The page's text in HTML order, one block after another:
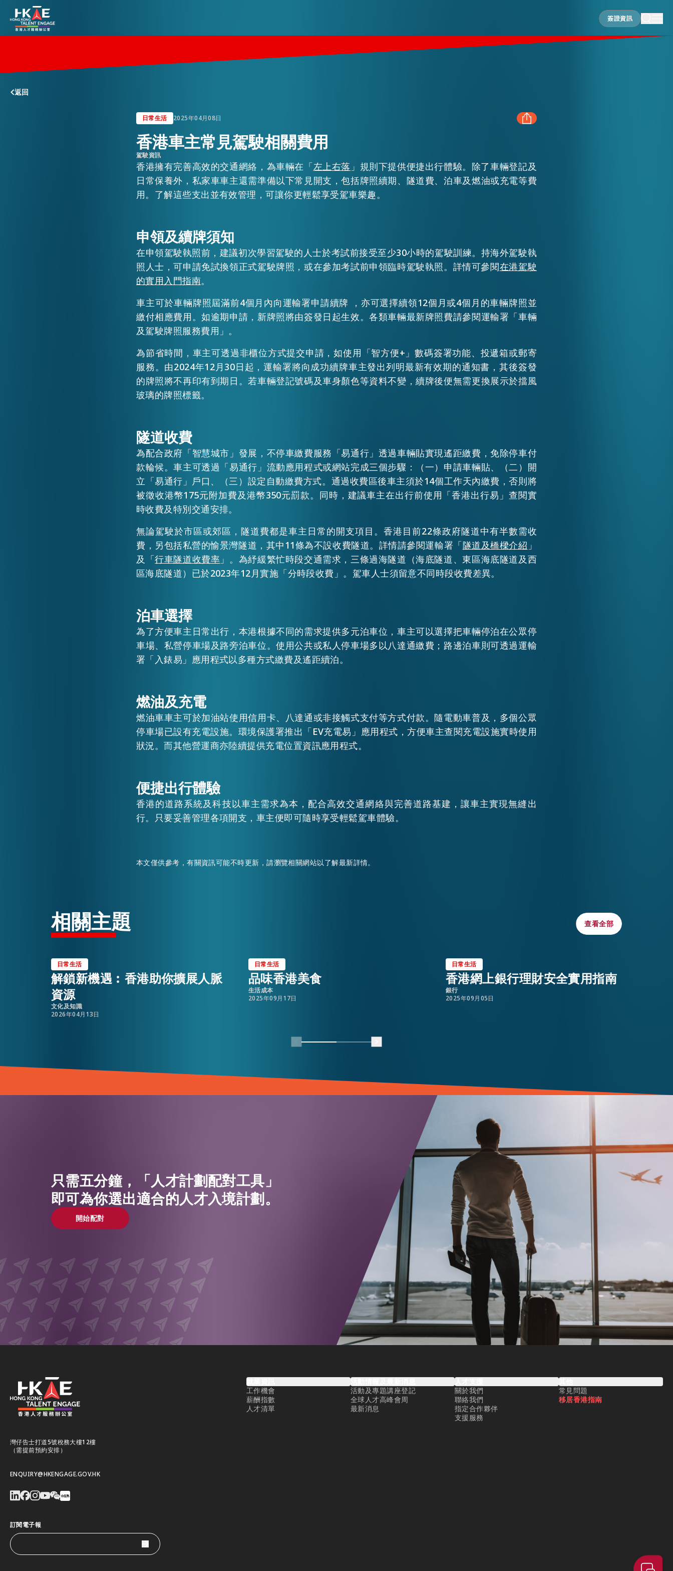
簽證資訊
簽證資訊
EN 繁 简
返回
日常生活 2025年04月08日
LINKEDIN
EMAIL
香港車主常見駕駛相關費用
駕駛資訊
香港擁有完善高效的交通網絡，為車輛在「左上右落 」規則下提供便捷出行體驗。除了車輛登記及
日常保養外，私家車車主還需準備以下常見開支，包括牌照續期、隧道費、泊車及燃油或充電等費
用。了解這些支出並有效管理，可讓你更輕鬆享受駕車樂趣。
申領及續牌須知
在申領駕駛執照前，建議初次學習駕駛的人士於考試前接受至少30小時的駕駛訓練。持海外駕駛執
照人士，可申請免試換領正式駕駛牌照，或在參加考試前申領臨時駕駛執照。詳情可參閱在港駕駛
的實用入門指南。
車主可於車輛牌照屆滿前4個月內向運輸署申請續牌 ，亦可選擇續領12個月或4個月的車輛牌照並
繳付相應費用。如逾期申請，新牌照將由簽發日起生效。各類車輛最新牌照費請參閱運輸署「車輛
及駕駛牌照服務費用」。
為節省時間，車主可透過非櫃位方式提交申請，如使用「智方便+」數碼簽署功能、投遞箱或郵寄
服務。由2024年12月30日起，運輸署將向成功續牌車主發出列明最新有效期的通知書，其後簽發
的牌照將不再印有到期日。若車輛登記號碼及車身顏色等資料不變，續牌後便無需更換展示於擋風
玻璃的牌照標籤。
隧道收費
為配合政府「智慧城市」發展，不停車繳費服務「易通行」透過車輛貼實現遙距繳費，免除停車付
款輪候。車主可透過「易通行」流動應用程式或網站完成三個步驟：（一）申請車輛貼、（二）開
立「易通行」戶口、（三）設定自動繳費方式。通過收費區後車主須於14個工作天內繳費，否則將
被徵收港幣175元附加費及港幣350元罰款。同時，建議車主在出行前使用「香港出行易」查閱實
時收費及特別交通安排。
無論駕駛於市區或郊區，隧道費都是車主日常的開支項目。香港目前22條政府隧道中有半數需收
費，另包括私營的愉景灣隧道，其中11條為不設收費隧道。詳情請參閱運輸署「隧道及橋樑介紹 」
及「行車隧道收費率 」。為紓緩繁忙時段交通需求，三條過海隧道（海底隧道、東區海底隧道及西
區海底隧道）已於2023年12月實施「分時段收費」。駕車人士須留意不同時段收費差異。
泊車選擇
為了方便車主日常出行，本港根據不同的需求提供多元泊車位，車主可以選擇把車輛停泊在公眾停
車場、私營停車場及路旁泊車位。使用公共或私人停車場多以八達通繳費；路邊泊車則可透過運輸
署「入錶易」應用程式以多種方式繳費及遙距續泊。
燃油及充電
燃油車車主可於加油站使用信用卡、八達通或非接觸式支付等方式付款。隨電動車普及，多個公眾
停車場已設有充電設施。環境保護署推出「EV充電易」應用程式，方便車主查閱充電設施實時使用
狀況。而其他營運商亦陸續提供充電位置資訊應用程式。
便捷出行體驗
香港的道路系統及科技以車主需求為本，配合高效交通網絡與完善道路基建，讓車主實現無縫出
行。只要妥善管理各項開支，車主便即可隨時享受輕鬆駕車體驗。
本文僅供參考，有關資訊可能不時更新，請瀏覽相關網站以了解最新詳情。
相關主題 查看全部
查看全部
日常生活
解鎖新機遇︰香港助你擴展人脈
資源
文化及知識
2026年04月13日
日常生活
品味香港美食
生活成本
2025年09月17日
日常生活
香港網上銀行理財安全實用指南
銀行
2025年09月05日
只需五分鐘，「人才計劃配對工具」
即可為你選出適合的人才入境計劃。
開始配對
開始配對
灣仔告士打道5號稅務大樓12樓
（需提前預約安排）
ENQUIRY@HKENGAGE.GOV.HK
訂閱電子報
就業資訊
工作機會
薪酬指數
人才清單
活動情報及最新消息
活動及專題講座登記
全球人才高峰會周
最新消息
人才支援
關於我們
聯絡我們
指定合作夥伴
支援服務
其他
常見問題
移居香港指南